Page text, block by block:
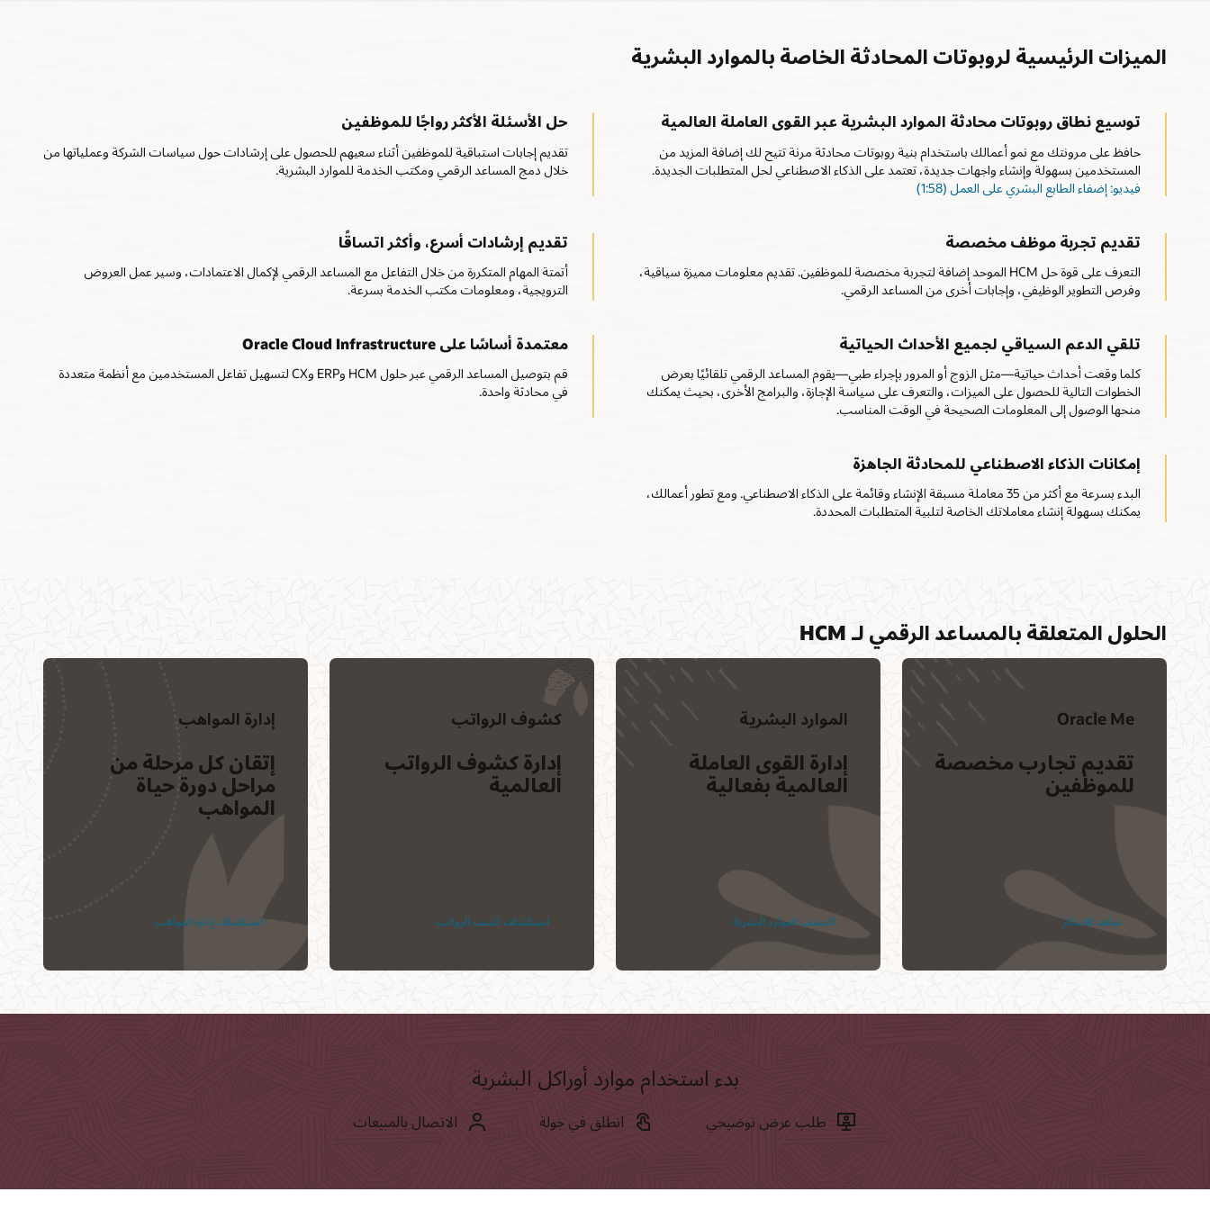
الميزات الرئيسية لروبوتات المحادثة الخاصة بالموارد البشرية
توسيع نطاق روبوتات محادثة الموارد البشرية عبر القوى العاملة العالمية
حافظ على مرونتك مع نمو أعمالك باستخدام بنية روبوتات محادثة مرنة تتيح لك إضافة المزيد من
المستخدمين بسهولة وإنشاء واجهات جديدة، تعتمد على الذكاء الاصطناعي لحل المتطلبات الجديدة.
فيديو: إضفاء الطابع البشري على العمل (1:58)
حل الأسئلة الأكثر رواجًا للموظفين
تقديم إجابات استباقية للموظفين أثناء سعيهم للحصول على إرشادات حول سياسات الشركة وعملياتها من
خلال دمج المساعد الرقمي ومكتب الخدمة للموارد البشرية.
تقديم تجربة موظف مخصصة
التعرف على قوة حل HCM الموحد إضافة لتجربة مخصصة للموظفين. تقديم معلومات مميزة سياقية،
وفرص التطوير الوظيفي، وإجابات أخرى من المساعد الرقمي.
تقديم إرشادات أسرع، وأكثر اتساقًا
أتمتة المهام المتكررة من خلال التفاعل مع المساعد الرقمي لإكمال الاعتمادات، وسير عمل العروض
الترويجية، ومعلومات مكتب الخدمة بسرعة.
تلقي الدعم السياقي لجميع الأحداث الحياتية
كلما وقعت أحداث حياتية—مثل الزوج أو المرور بإجراء طبي—يقوم المساعد الرقمي تلقائيًا بعرض
الخطوات التالية للحصول على الميزات، والتعرف على سياسة الإجازة، والبرامج الأخرى، بحيث يمكنك
منحها الوصول إلى المعلومات الصحيحة في الوقت المناسب.
معتمدة أساسًا على Oracle Cloud Infrastructure
قم بتوصيل المساعد الرقمي عبر حلول HCM وERP وCX لتسهيل تفاعل المستخدمين مع أنظمة متعددة
في محادثة واحدة.
إمكانات الذكاء الاصطناعي للمحادثة الجاهزة
البدء بسرعة مع أكثر من 35 معاملة مسبقة الإنشاء وقائمة على الذكاء الاصطناعي. ومع تطور أعمالك،
يمكنك بسهولة إنشاء معاملاتك الخاصة لتلبية المتطلبات المحددة.
الحلول المتعلقة بالمساعد الرقمي لـ HCM
Oracle Me
تقديم تجارب مخصصة
للموظفين
شاهد الابتكار
الموارد البشرية
إدارة القوى العاملة
العالمية بفعالية
اكتشف الموارد البشرية
كشوف الرواتب
إدارة كشوف الرواتب
العالمية
استكشاف كشف الرواتب
إدارة المواهب
إتقان كل مرحلة من
مراحل دورة حياة
المواهب
استكشاف إدارة المواهب
بدء استخدام موارد أوراكل البشرية
طلب عرض توضيحي انطلق في جولة الاتصال بالمبيعات